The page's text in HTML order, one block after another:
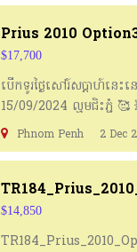
Prius 2010
$17,700
បេីកទូរថ្ងៃសៅរ៍សប្ដាហ៍ន
15/09/2024 ល្មមជិះភ្ជុំ
តំលៃរៀបចំជូន = 17,xxx
ក្រុមសាងឡាន: https://
Phnom Penh 2 Dec
$14,850